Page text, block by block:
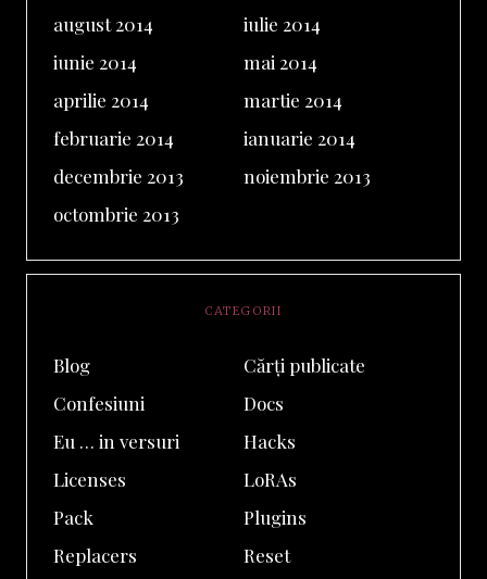
august 2014
iulie 2014
iunie 2014
mai 2014
aprilie 2014
martie 2014
februarie 2014
ianuarie 2014
decembrie 2013
noiembrie 2013
octombrie 2013
CATEGORII
Blog
Cărți publicate
Confesiuni
Docs
Eu … in versuri
Hacks
Licenses
LoRAs
Pack
Plugins
Replacers
Reset